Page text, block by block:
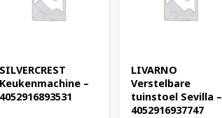
SILVERCREST
Keukenmachine –
4052916893531
LIVARNO
Verstelbare
tuinstoel Sevilla –
4052916937747